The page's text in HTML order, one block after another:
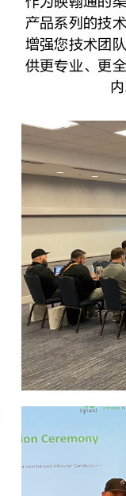
产品系列的技
增强您技术团
供更专业、更